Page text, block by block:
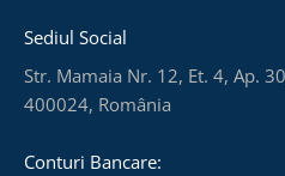
Sediul Social
Str. Mamaia Nr. 12, Et. 4, Ap.
400024, România
Conturi Bancare: